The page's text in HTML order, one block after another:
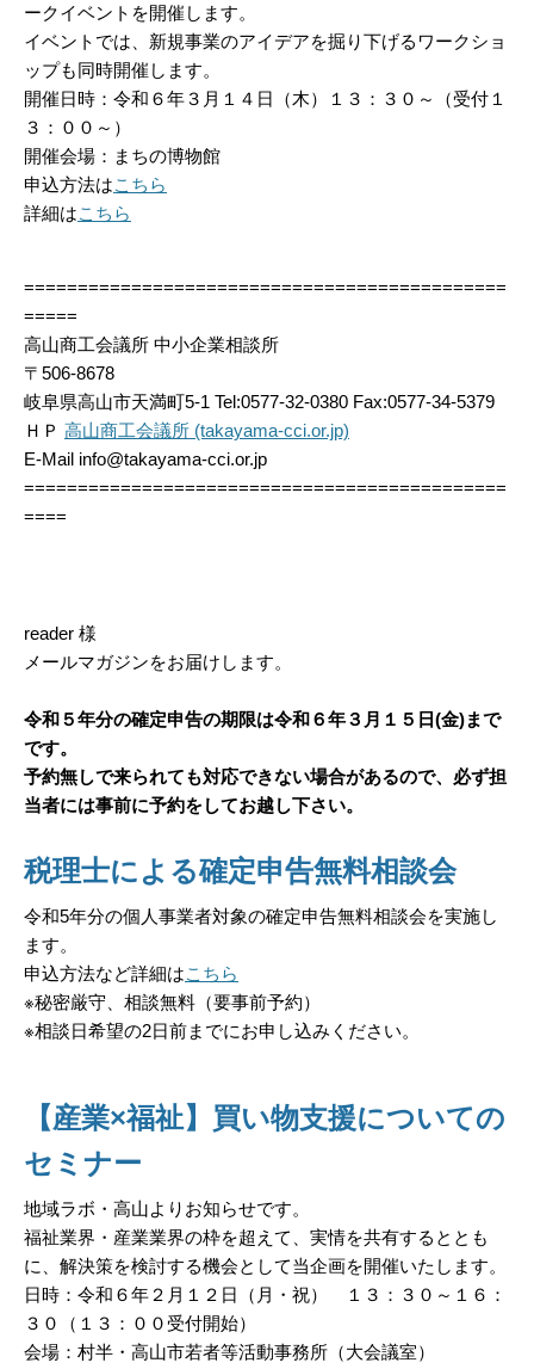
ークイベントを開催します。
イベントでは、新規事業のアイデアを掘り下げるワークショ
ップも同時開催します。
開催日時：令和６年３月１４日（木）１３：３０～（受付１
３：００～）
開催会場：まちの博物館
申込方法はこちら
詳細はこちら
=============================================
=====
高山商工会議所 中小企業相談所
〒506-8678
岐阜県高山市天満町5-1 Tel:0577-32-0380 Fax:0577-34-5379
ＨＰ 高山商工会議所 (takayama-cci.or.jp)
E-Mail info@takayama-cci.or.jp
=============================================
====
reader 様
メールマガジンをお届けします。
令和５年分の確定申告の期限は令和６年３月１５日(金)まで
です。
予約無しで来られても対応できない場合があるので、必ず担
当者には事前に予約をしてお越し下さい。
税理士による確定申告無料相談会
令和5年分の個人事業者対象の確定申告無料相談会を実施し
ます。
申込方法など詳細はこちら
※秘密厳守、相談無料（要事前予約）
※相談日希望の2日前までにお申し込みください。
【産業×福祉】買い物支援についての
セミナー
地域ラボ・高山よりお知らせです。
福祉業界・産業業界の枠を超えて、実情を共有するととも
に、解決策を検討する機会として当企画を開催いたします。
日時：令和６年２月１２日（月・祝） １３：３０～１６：
３０（１３：００受付開始）
会場： 村半・高山市若者等活動事務所（大会議室）